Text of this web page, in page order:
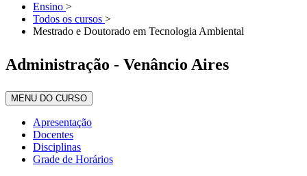
Ensino >
Todos os cursos >
Mestrado e Doutorado em Tecnologia Ambiental
Administração - Venâncio Aires
MENU DO CURSO
Apresentação
Docentes
Disciplinas
Grade de Horários